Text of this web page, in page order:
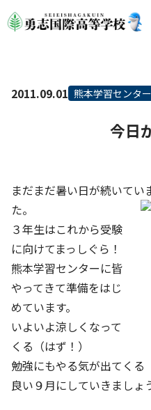
2011.09.01 熊本学習センター
今日
まだまだ暑い日が続いて
た。
３年生はこれから受験
に向けてまっしぐら！
熊本学習センターに皆
やってきて準備をはじ
めています。
いよいよ涼しくなって
くる（はず！）
勉強にもやる気が出てく
良い９月にしていきましょ